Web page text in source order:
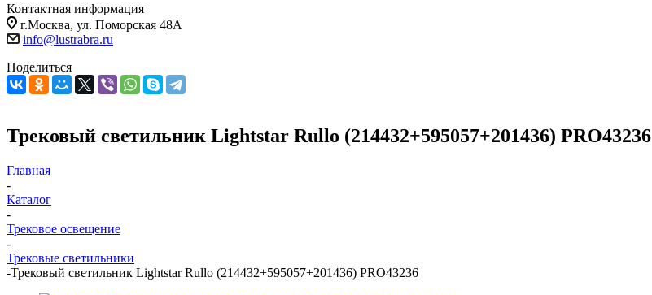
Контактная информация
г.Москва, ул. Поморская 48А
info@lustrabra.ru
Поделиться
Трековый светильник Lightstar Rullo (214432+595057+201436) PRO43236
Главная
-
Каталог
-
Трековое освещение
-
Трековые светильники
-Трековый светильник Lightstar Rullo (214432+595057+201436) PRO43236